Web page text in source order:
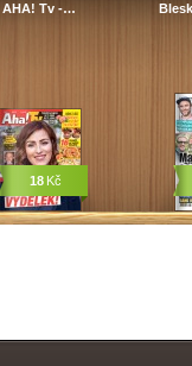
AHA! Tv -…
18 Kč